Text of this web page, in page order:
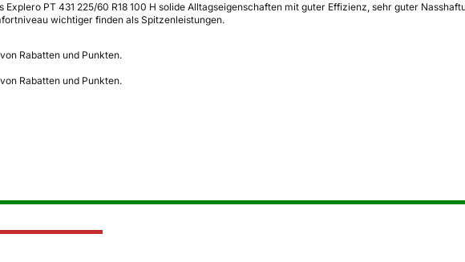
PT 431 225/60 R18 100 H solide Alltagseigenschaften mit guter Effizienz, sehr guter
wichtiger finden als Spitzenleistungen.
Rabatten und Punkten.
Rabatten und Punkten.